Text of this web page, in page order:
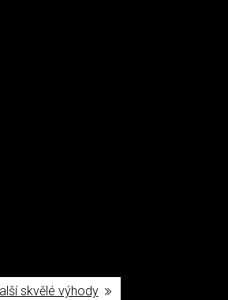
skvělé výhody